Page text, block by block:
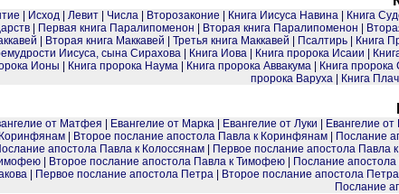
Исход Левит Числа Второзаконие Книга Иисуса Навина Книга
Первая книга Паралипоменон Вторая книга Паралипоменон
Вторая книга Маккавей Третья книга Маккавей Псалтирь| Книга
Иисуса, сына Сирахова
Книга Иова Книга пророка Исаии
Ионы
Книга пророка Наума| Книга пророка Аввакума| Книга
пророка Варуха
Книга
от Матфея Евангелие от Марка| Евангелие от Луки Евангелие
Коринфянам
Второе послание апостола Павла к Коринфянам Послание
апостола Павла к Колоссянам| Первое послание апостола Павла
| Второе послание апостола Павла к Тимофею| Послание апостола
Первое послание апостола Петра Второе послание апостола Петра
Послание